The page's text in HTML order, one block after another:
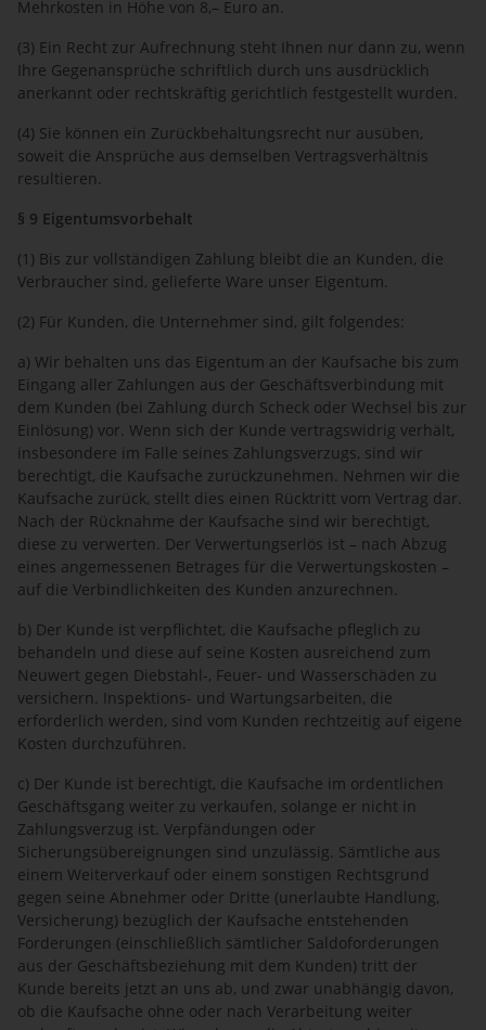
Mehrkosten in Höhe von 8,– Euro an.
(3) Ein Recht zur Aufrechnung steht Ihnen nur dann zu, wenn
Ihre Gegenansprüche schriftlich durch uns ausdrücklich
anerkannt oder rechtskräftig gerichtlich festgestellt wurden.
(4) Sie können ein Zurückbehaltungsrecht nur ausüben,
soweit die Ansprüche aus demselben Vertragsverhältnis
resultieren.
§ 9 Eigentumsvorbehalt
(1) Bis zur vollständigen Zahlung bleibt die an Kunden, die
Verbraucher sind, gelieferte Ware unser Eigentum.
(2) Für Kunden, die Unternehmer sind, gilt folgendes:
a) Wir behalten uns das Eigentum an der Kaufsache bis zum
Eingang aller Zahlungen aus der Geschäftsverbindung mit
dem Kunden (bei Zahlung durch Scheck oder Wechsel bis zur
Einlösung) vor. Wenn sich der Kunde vertragswidrig verhält,
insbesondere im Falle seines Zahlungsverzugs, sind wir
berechtigt, die Kaufsache zurückzunehmen. Nehmen wir die
Kaufsache zurück, stellt dies einen Rücktritt vom Vertrag dar.
Nach der Rücknahme der Kaufsache sind wir berechtigt,
diese zu verwerten. Der Verwertungserlös ist – nach Abzug
eines angemessenen Betrages für die Verwertungskosten –
auf die Verbindlichkeiten des Kunden anzurechnen.
b) Der Kunde ist verpflichtet, die Kaufsache pfleglich zu
behandeln und diese auf seine Kosten ausreichend zum
Neuwert gegen Diebstahl-, Feuer- und Wasserschäden zu
versichern. Inspektions- und Wartungsarbeiten, die
erforderlich werden, sind vom Kunden rechtzeitig auf eigene
Kosten durchzuführen.
c) Der Kunde ist berechtigt, die Kaufsache im ordentlichen
Geschäftsgang weiter zu verkaufen, solange er nicht in
Zahlungsverzug ist. Verpfändungen oder
Sicherungsübereignungen sind unzulässig. Sämtliche aus
einem Weiterverkauf oder einem sonstigen Rechtsgrund
gegen seine Abnehmer oder Dritte (unerlaubte Handlung,
Versicherung) bezüglich der Kaufsache entstehenden
Forderungen (einschließlich sämtlicher Saldoforderungen
aus der Geschäftsbeziehung mit dem Kunden) tritt der
Kunde bereits jetzt an uns ab, und zwar unabhängig davon,
ob die Kaufsache ohne oder nach Verarbeitung weiter